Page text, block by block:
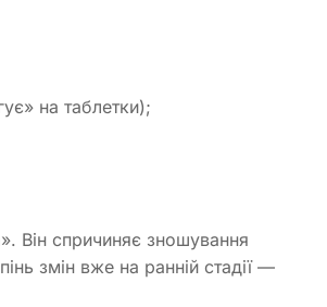
на таблетки);
Він спричиняє зношування
змін вже на ранній стадії —